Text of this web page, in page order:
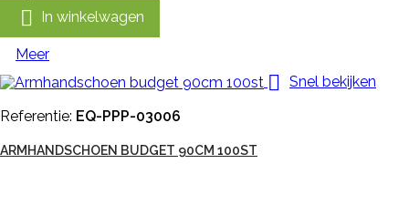
 In winkelwagen
Meer
 Snel bekijken
Referentie: EQ-PPP-03006
ARMHANDSCHOEN BUDGET 90CM 100ST